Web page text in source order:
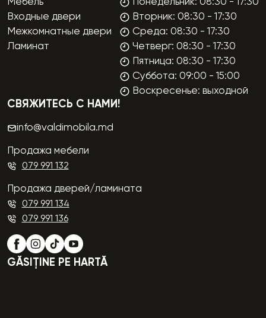
Мебель
Входные двери
Межкомнатные двери
Ламинат
Понедельник: 08:30 - 17:30
Вторник: 08:30 - 17:30
Среда: 08:30 - 17:30
Четверг: 08:30 - 17:30
Пятница: 08:30 - 17:30
Суббота: 09:00 - 15:00
Воскресенье: выходной
СВЯЖИТЕСЬ С НАМИ!
info@valdimobila.md
Продажа мебели
079 991 132
Продажа дверей/ламината
079 991 134
079 991 136
GĂSIȚINE PE HARTĂ